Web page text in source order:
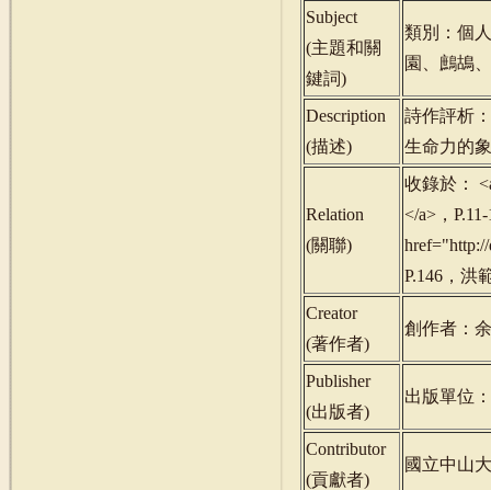
Subject
(主題和關
鍵詞)
類別：個
園、鷓鴣
Description
(描述)
詩作評析
生命力的
Relation
(關聯)
收錄於：
</a>，
P.146，洪
Creator
(著作者)
創作者：
Publisher
(出版者)
出版單位
Contributor
(貢獻者)
國立中山